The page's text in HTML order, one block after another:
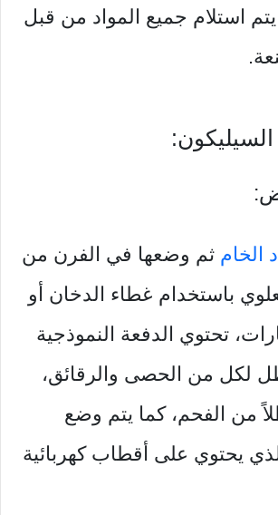
استلام جميع المواد من قبل
الخام ثم وضعها في الفرن من
باستخدام غطاء الدخان أو
تحتوي الدفعة النموذجية
1000 رطل لكل من الحصى والرقائق،
550 رطلاً من الفحم، كما يتم وضع
يحتوي على أقطاب كهربائية